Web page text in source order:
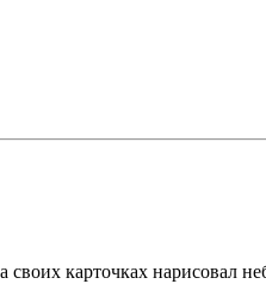
карточках нарисовал